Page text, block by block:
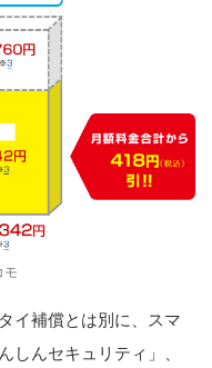
モ
イ補償とは別に、スマ
しんセキュリティ」、